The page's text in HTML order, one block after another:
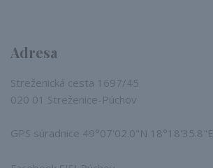
Adresa
Streženická cesta 1697/45
020 01 Streženice-Púchov
GPS súradnice 49°07'02.0"N 18°18'35.8"E